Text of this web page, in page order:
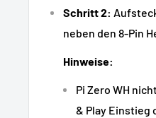
Schritt 2:
neben den 8-Pin
Hinweise:
Pi Zero WH
& Play Einstieg